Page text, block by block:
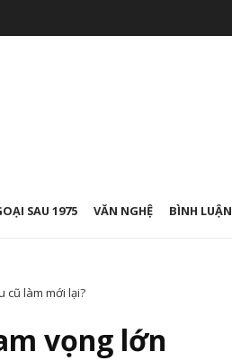
SAU 1975 VĂN NGHỆ BÌNH LUẬN
cũ làm mới lại?
vọng lớn